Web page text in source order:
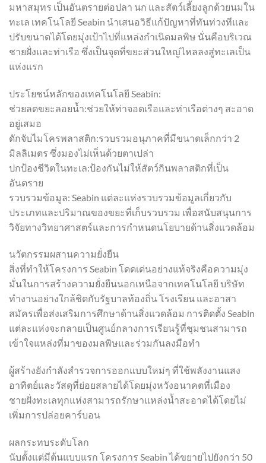
มหาสมุทร เป็นอันตรายต่อปลา นก และสัตว์เลี้ยงลูกด้วยนมใน
ทะเล เทคโนโลยี Seabin นำเสนอวิธีแก้ปัญหาที่ทันท่วงทีและ
ปรับขนาดได้โดยมุ่งเป้าไปที่แหล่งกำเนิดมลพิษ นั่นคือบริเวณ
ชายฝั่งและท่าเรือ ซึ่งเป็นจุดที่ขยะส่วนใหญ่ไหลลงสู่ทะเลเป็น
แห่งแรก
ประโยชน์หลักของเทคโนโลยี Seabin:
ช่วยลดขยะลอยน้ำ:ช่วยให้ท่าจอดเรือและท่าเรือต่างๆ สะอาด
อยู่เสมอ
ดักจับไมโครพลาสติก:รวบรวมอนุภาคที่มีขนาดเล็กกว่า 2
มิลลิเมตร ซึ่งมองไม่เห็นด้วยตาเปล่า
ปกป้องชีวิตในทะเล:ป้องกันไม่ให้สัตว์กินพลาสติกที่เป็น
อันตราย
รวบรวมข้อมูล: Seabin แต่ละแห่งรวบรวมข้อมูลเกี่ยวกับ
ประเภทและปริมาณของขยะที่เก็บรวบรวม เพื่อสนับสนุนการ
วิจัยทางวิทยาศาสตร์และการกำหนดนโยบายด้านสิ่งแวดล้อม
นวัตกรรมผสานความยั่งยืน
สิ่งที่ทำให้โครงการ Seabin โดดเด่นอย่างแท้จริงคือความมุ่ง
มั่นในการสร้างความยั่งยืนนอกเหนือจากเทคโนโลยี บริษัท
ทำงานอย่างใกล้ชิดกับรัฐบาลท้องถิ่น โรงเรียน และอาสา
สมัครเพื่อส่งเสริมการศึกษาด้านสิ่งแวดล้อม การติดตั้ง Seabin
แต่ละแห่งจะกลายเป็นศูนย์กลางการเรียนรู้ที่ชุมชนสามารถ
เข้าใจแหล่งที่มาของมลพิษและร่วมกันลงมือทำ
ผู้สร้างยังกำลังสำรวจการออกแบบใหม่ๆ ที่ใช้พลังงานแสง
อาทิตย์และวัสดุที่ย่อยสลายได้โดยมุ่งหวังอนาคตที่เมือง
ชายฝั่งทะเลทุกแห่งสามารถรักษาแหล่งน้ำสะอาดได้โดยไม่
เพิ่มการปล่อยคาร์บอน
ผลกระทบระดับโลก
นับตั้งแต่มีต้นแบบแรก โครงการ Seabin ได้ขยายไปยังกว่า 50